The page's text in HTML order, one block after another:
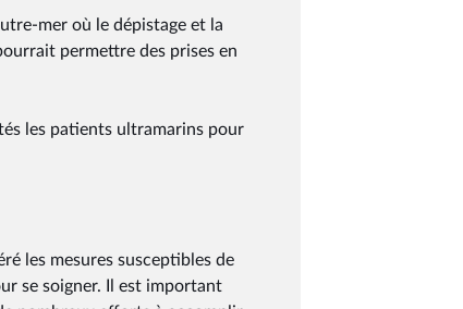
mer où le dépistage et la
permettre des prises en
les patients ultramarins pour
les mesures susceptibles de
se soigner. Il est important